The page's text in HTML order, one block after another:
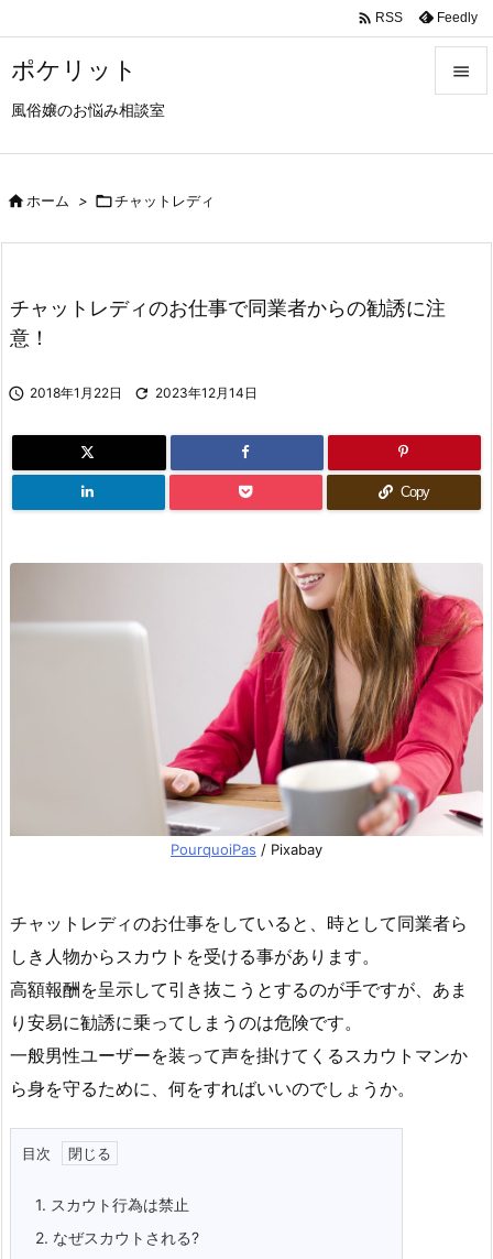
ポケリット
風俗嬢のお悩み相談室

 RSS Feedly
ホーム > チャットレディ
チャットレディのお仕事で同業者からの勧誘に注
意！
 2018年1月22日  2023年12月14日
Copy
PourquoiPas / Pixabay
チャットレディのお仕事をしていると、時として同業者ら
しき人物からスカウトを受ける事があります。
高額報酬を呈示して引き抜こうとするのが手ですが、あま
り安易に勧誘に乗ってしまうのは危険です。
一般男性ユーザーを装って声を掛けてくるスカウトマンか
ら身を守るために、何をすればいいのでしょうか。
目次
1. スカウト行為は禁止
2. なぜスカウトされる?